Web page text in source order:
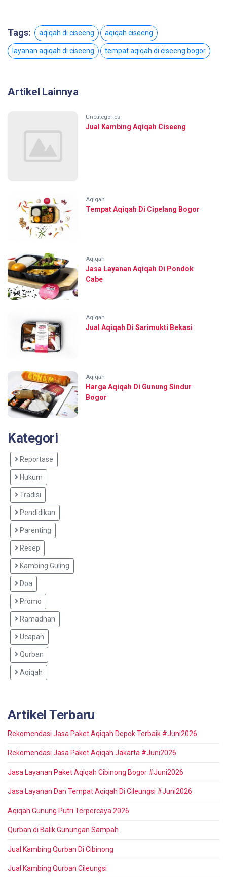
Tags: aqiqah di ciseeng aqiqah ciseeng
layanan aqiqah di ciseeng tempat aqiqah di ciseeng bogor
Artikel Lainnya
Uncategories
Jual Kambing Aqiqah Ciseeng
Aqiqah
Tempat Aqiqah Di Cipelang Bogor
Aqiqah
Jasa Layanan Aqiqah Di Pondok
Cabe
Aqiqah
Jual Aqiqah Di Sarimukti Bekasi
Aqiqah
Harga Aqiqah Di Gunung Sindur
Bogor
Kategori
Reportase
Hukum
Tradisi
Pendidikan
Parenting
Resep
Kambing Guling
Doa
Promo
Ramadhan
Ucapan
Qurban
Aqiqah
Artikel Terbaru
Rekomendasi Jasa Paket Aqiqah Depok Terbaik #Juni2026
Rekomendasi Jasa Paket Aqiqah Jakarta #Juni2026
Jasa Layanan Paket Aqiqah Cibinong Bogor #Juni2026
Jasa Layanan Dan Tempat Aqiqah Di Cileungsi #Juni2026
Aqiqah Gunung Putri Terpercaya 2026
Qurban di Balik Gunungan Sampah
Jual Kambing Qurban Di Cibinong
Jual Kambing Qurban Cileungsi